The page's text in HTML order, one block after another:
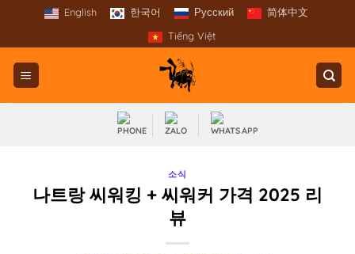
츠
English 한국어 Русский
简体中文
Tiếng Việt
소식
나트랑 씨워킹 + 씨워커 가격 2025 리
뷰